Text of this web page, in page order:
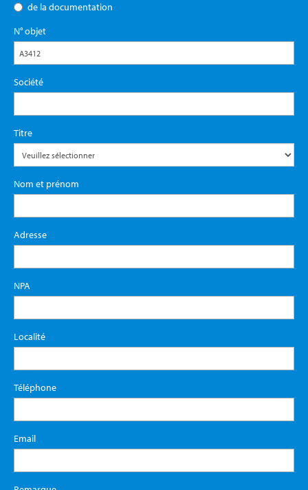
de la documentation
N° objet
Société
Titre
Nom et prénom
Adresse
NPA
Localité
Téléphone
Email